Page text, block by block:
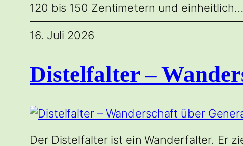
120 bis 150 Zentimetern und einheitlich…
16. Juli 2026
Distelfalter –
Der Distelfalter ist ein Wanderfalter. Er